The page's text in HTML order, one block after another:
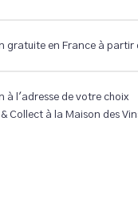
gratuite en France à
à l'adresse de votre choix
Collect à la Maison des